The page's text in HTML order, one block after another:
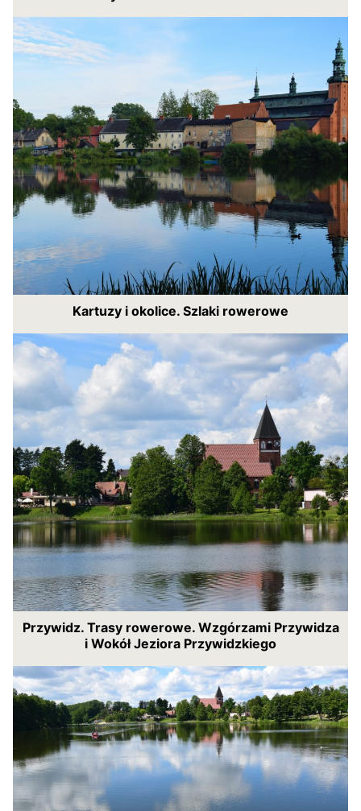
Kartuzy i okolice. Szlaki rowerowe
Przywidz. Trasy rowerowe. Wzgórzami Przywidza
i Wokół Jeziora Przywidzkiego